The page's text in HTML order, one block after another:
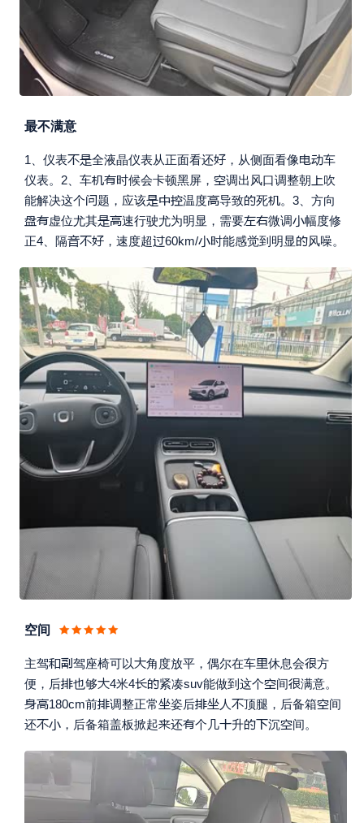
最不满意
1、仪表全液晶仪表从正面看还 ，从侧面看像车
仪表。2、车时候会卡顿黑屏， 调出风口调整朝 吹
能解决这个题，应该温度导致死。3、方向
虚位尤其速行驶尤为明显，需要微调幅度修
正4、隔 ，速度超60km/时能感觉到明显风噪。
空间
主驾驾座椅可以角度放平，偶尔在车休息会方
便，后也够4米4紧凑suv能做到这个间满意。
180cm前调整正常姿后人顶腿，后备箱间
还 ，后备箱盖板掀起还个几升沉间。